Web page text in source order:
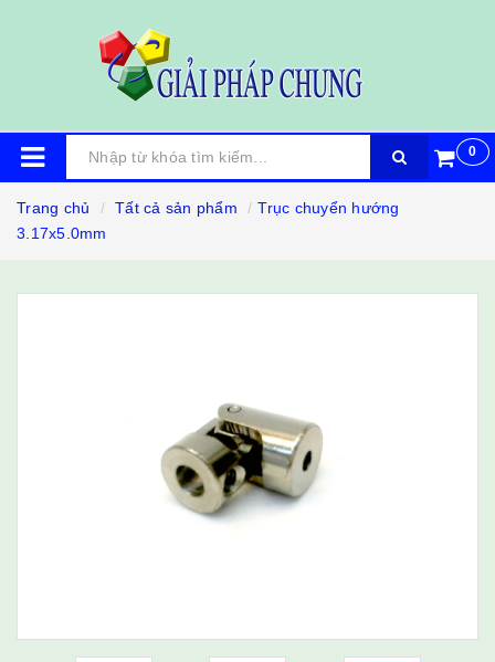
0
Trang chủ Tất cả sản phẩm
Trục chuyển hướng
3.17x5.0mm